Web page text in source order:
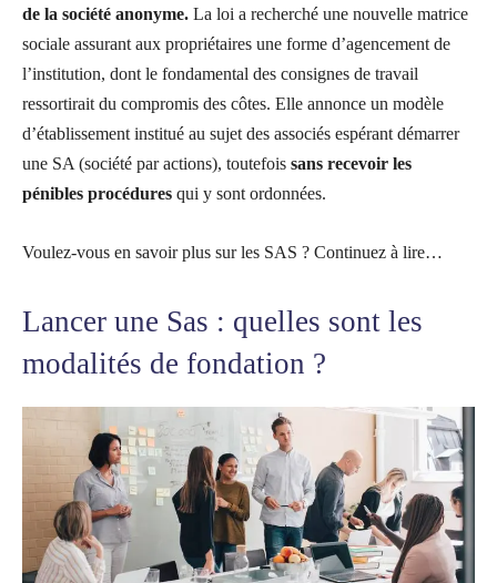
de la société anonyme. La loi a recherché une nouvelle matrice
sociale assurant aux propriétaires une forme d’agencement de
l’institution, dont le fondamental des consignes de travail
ressortirait du compromis des côtes. Elle annonce un modèle
d’établissement institué au sujet des associés espérant démarrer
une SA (société par actions), toutefois sans recevoir les
pénibles procédures qui y sont ordonnées.
Voulez-vous en savoir plus sur les SAS ? Continuez à lire…
Lancer une Sas : quelles sont les
modalités de fondation ?